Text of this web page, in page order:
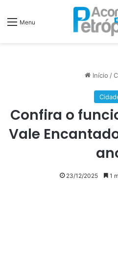
Menu
Início /
Confira o
Vale
23/12/2025 1